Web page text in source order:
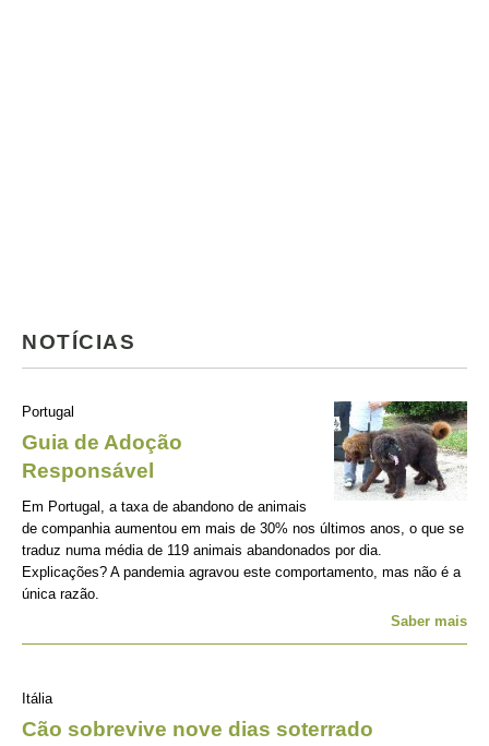
NOTÍCIAS
Portugal
Guia de Adoção
Responsável
Em Portugal, a taxa de abandono de animais
de companhia aumentou em mais de 30% nos últimos anos, o que se
traduz numa média de 119 animais abandonados por dia.
Explicações? A pandemia agravou este comportamento, mas não é a
única razão.
Saber mais
Itália
Cão sobrevive nove dias soterrado